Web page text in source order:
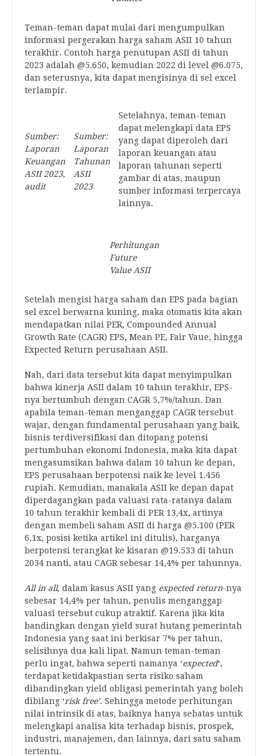
Teman-teman dapat mulai dari mengumpulkan
informasi pergerakan harga saham ASII 10 tahun
terakhir. Contoh harga penutupan ASII di tahun
2023 adalah @5.650, kemudian 2022 di level @6.075,
dan seterusnya, kita dapat mengisinya di sel excel
terlampir.
Sumber:
Laporan
Keuangan
ASII 2023,
audit
Sumber:
Laporan
Tahunan
ASII
2023
Setelahnya, teman-teman
dapat melengkapi data EPS
yang dapat diperoleh dari
laporan keuangan atau
laporan tahunan seperti
gambar di atas, maupun
sumber informasi terpercaya
lainnya.
Perhitungan
Future
Value ASII
Setelah mengisi harga saham dan EPS pada bagian
sel excel berwarna kuning, maka otomatis kita akan
mendapatkan nilai PER, Compounded Annual
Growth Rate (CAGR) EPS, Mean PE, Fair Vaue, hingga
Expected Return perusahaan ASII.
Nah, dari data tersebut kita dapat menyimpulkan
bahwa kinerja ASII dalam 10 tahun terakhir, EPS-
nya bertumbuh dengan CAGR 5,7%/tahun. Dan
apabila teman-teman menganggap CAGR tersebut
wajar, dengan fundamental perusahaan yang baik,
bisnis terdiversifikasi dan ditopang potensi
pertumbuhan ekonomi Indonesia, maka kita dapat
mengasumsikan bahwa dalam 10 tahun ke depan,
EPS perusahaan berpotensi naik ke level 1.456
rupiah. Kemudian, manakala ASII ke depan dapat
diperdagangkan pada valuasi rata-ratanya dalam
10 tahun terakhir kembali di PER 13,4x, artinya
dengan membeli saham ASII di harga @5.100 (PER
6,1x, posisi ketika artikel ini ditulis), harganya
berpotensi terangkat ke kisaran @19.533 di tahun
2034 nanti, atau CAGR sebesar 14,4% per tahunnya.
All in all, dalam kasus ASII yang expected return-nya
sebesar 14,4% per tahun, penulis menganggap
valuasi tersebut cukup atraktif. Karena jika kita
bandingkan dengan yield surat hutang pemerintah
Indonesia yang saat ini berkisar 7% per tahun,
selisihnya dua kali lipat. Namun teman-teman
perlu ingat, bahwa seperti namanya ‘expected‘,
terdapat ketidakpastian serta risiko saham
dibandingkan yield obligasi pemerintah yang boleh
dibilang ‘risk free’. Sehingga metode perhitungan
nilai intrinsik di atas, baiknya hanya sebatas untuk
melengkapi analisa kita terhadap bisnis, prospek,
industri, manajemen, dan lainnya, dari satu saham
tertentu.